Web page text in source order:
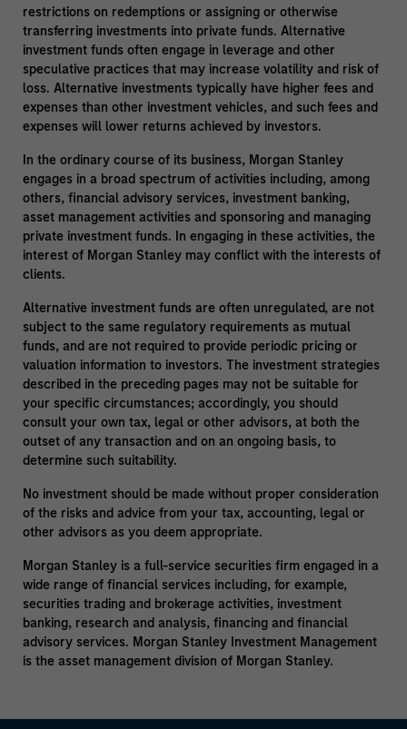
restrictions on redemptions or assigning or otherwise
transferring investments into private funds. Alternative
investment funds often engage in leverage and other
speculative practices that may increase volatility and risk of
loss. Alternative investments typically have higher fees and
expenses than other investment vehicles, and such fees and
expenses will lower returns achieved by investors.
In the ordinary course of its business, Morgan Stanley
engages in a broad spectrum of activities including, among
others, financial advisory services, investment banking,
asset management activities and sponsoring and managing
private investment funds. In engaging in these activities, the
interest of Morgan Stanley may conflict with the interests of
clients.
Alternative investment funds are often unregulated, are not
subject to the same regulatory requirements as mutual
funds, and are not required to provide periodic pricing or
valuation information to investors. The investment strategies
described in the preceding pages may not be suitable for
your specific circumstances; accordingly, you should
consult your own tax, legal or other advisors, at both the
outset of any transaction and on an ongoing basis, to
determine such suitability.
No investment should be made without proper consideration
of the risks and advice from your tax, accounting, legal or
other advisors as you deem appropriate.
Morgan Stanley is a full-service securities firm engaged in a
wide range of financial services including, for example,
securities trading and brokerage activities, investment
banking, research and analysis, financing and financial
advisory services. Morgan Stanley Investment Management
is the asset management division of Morgan Stanley.